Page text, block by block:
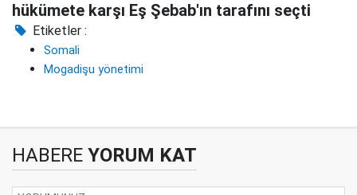
hükümete karşı Eş Şebab'ın tarafını seçti
Etiketler :
Somali
Mogadişu yönetimi
HABERE YORUM KAT